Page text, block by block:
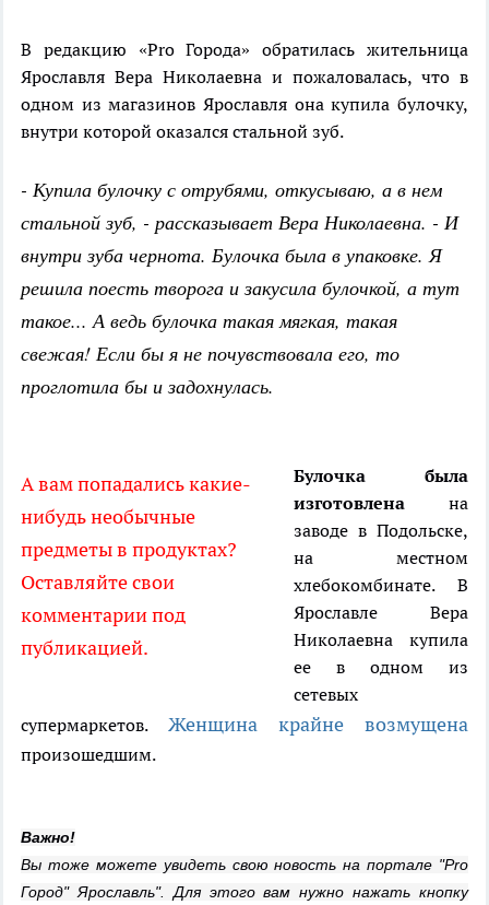
В редакцию «Pro Города» обратилась жительница
Ярославля Вера Николаевна и пожаловалась, что в
одном из магазинов Ярославля она купила булочку,
внутри которой оказался стальной зуб.
- Купила булочку с отрубями, откусываю, а в нем
стальной зуб, - рассказывает Вера Николаевна. - И
внутри зуба чернота. Булочка была в упаковке. Я
решила поесть творога и закусила булочкой, а тут
такое... А ведь булочка такая мягкая, такая
свежая! Если бы я не почувствовала его, то
проглотила бы и задохнулась.
А вам попадались какие-
нибудь необычные
предметы в продуктах?
Оставляйте свои
комментарии под
публикацией.
Булочка была
изготовлена на
заводе в Подольске,
на местном
хлебокомбинате. В
Ярославле Вера
Николаевна купила
ее в одном из
сетевых
супермаркетов. Женщина крайне возмущена
произошедшим.
Важно!
Вы тоже можете увидеть свою новость на портале "Pro
Город" Ярославль". Для этого вам нужно нажать кнопку